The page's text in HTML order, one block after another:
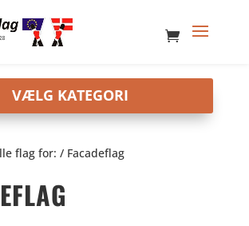
flag for: / Facadeflag